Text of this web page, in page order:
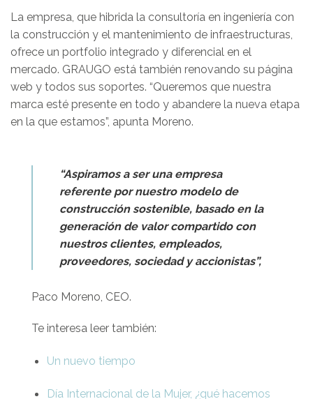
La empresa, que hibrida la consultoría en ingeniería con
la construcción y el mantenimiento de infraestructuras,
ofrece un portfolio integrado y diferencial en el
mercado. GRAUGO está también renovando su página
web y todos sus soportes. “Queremos que nuestra
marca esté presente en todo y abandere la nueva etapa
en la que estamos”, apunta Moreno.
“Aspiramos a ser una empresa
referente por nuestro modelo de
construcción sostenible, basado en la
generación de valor compartido con
nuestros clientes, empleados,
proveedores, sociedad y accionistas”,
Paco Moreno, CEO.
Te interesa leer también:
Un nuevo tiempo
Día Internacional de la Mujer, ¿qué hacemos